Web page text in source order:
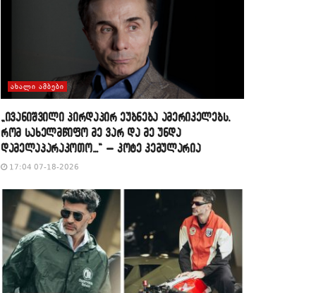
ᲐᲮᲐᲚᲘ ᲐᲛᲑᲔᲑᲘ
„ივანიშვილი პირდაპირ ეუბნება ამერიკელებს,
რომ სახელმწიფო მე ვარ და მე უნდა
დამელაპარაკოთო…“ – კოტე კემულარია
17:04 07-18-2026